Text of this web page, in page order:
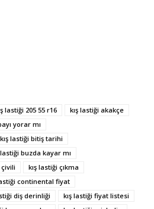
lastiği 205 55 r16
kış lastiği akakçe
yorar mı
kış lastiği bitiş tarihi
lastiği buzda kayar mı
çivili
kış lastiği çıkma
continental fiyat
diş derinliği
kış lastiği fiyat listesi